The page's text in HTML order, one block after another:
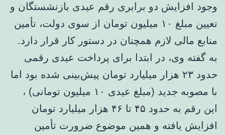
وجود افزایش دو برابری رقم عیدی بازنشستگان و
تعیین مبلغ ۱۰ میلیون تومان از سوی دولت، تأمین
منابع مالی لازم همچنان در دستور کار قرار دارد.
به گفته وی، در ابتدا برای پرداخت عیدی رقمی
حدود ۲۳ هزار میلیارد تومان پیش‌بینی شده بود اما
با مصوبه جدید (مبلغ عیدی ۱۰ میلیون تومانی) ،
این رقم به حدود ۴۵ تا ۴۶ هزار میلیارد تومان
افزایش یافته و همین موضوع ضرورت تأمین